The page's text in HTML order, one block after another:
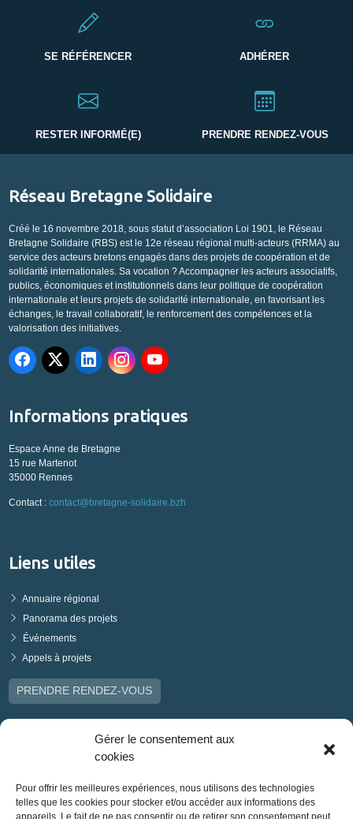
Gérer le consentement aux
cookies
Pour offrir les meilleures expériences, nous utilisons des technologies
telles que les cookies pour stocker et/ou accéder aux informations des
appareils. Le fait de ne pas consentir ou de retirer son consentement peut
SE RÉFÉRENCER ADHÉRER
RESTER INFORMÉ(E) PRENDRE RENDEZ-VOUS
Réseau Bretagne Solidaire
Créé le 16 novembre 2018, sous statut d’association Loi 1901, le Réseau
Bretagne Solidaire (RBS) est le 12e réseau régional multi-acteurs (RRMA) au
service des acteurs bretons engagés dans des projets de coopération et de
solidarité internationales. Sa vocation ? Accompagner les acteurs associatifs,
publics, économiques et institutionnels dans leur politique de coopération
internationale et leurs projets de solidarité internationale, en favorisant les
échanges, le travail collaboratif, le renforcement des compétences et la
valorisation des initiatives.
Informations pratiques
Espace Anne de Bretagne
15 rue Martenot
35000 Rennes
Contact : contact@bretagne-solidaire.bzh
Liens utiles
Annuaire régional
Panorama des projets
Événements
Appels à projets
PRENDRE RENDEZ-VOUS